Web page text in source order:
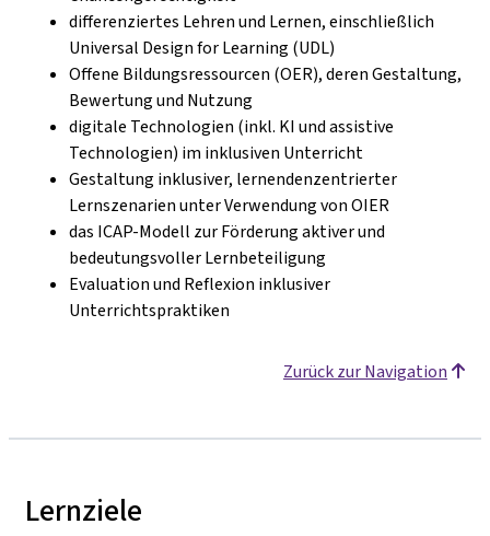
differenziertes Lehren und Lernen, einschließlich
Universal Design for Learning (UDL)
Offene Bildungsressourcen (OER), deren Gestaltung,
Bewertung und Nutzung
digitale Technologien (inkl. KI und assistive
Technologien) im inklusiven Unterricht
Gestaltung inklusiver, lernendenzentrierter
Lernszenarien unter Verwendung von OIER
das ICAP-Modell zur Förderung aktiver und
bedeutungsvoller Lernbeteiligung
Evaluation und Reflexion inklusiver
Unterrichtspraktiken
Zurück zur Navigation
Lernziele